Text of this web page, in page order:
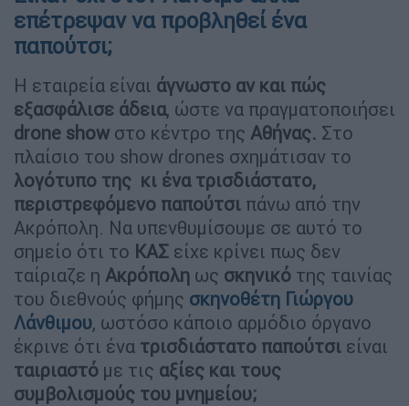
επέτρεψαν να προβληθεί ένα
παπούτσι;
Η εταιρεία είναι άγνωστο αν και πώς
εξασφάλισε άδεια, ώστε να πραγματοποιήσει
drone show στο κέντρο της Αθήνας. Στο
πλαίσιο του show drones σχημάτισαν το
λογότυπο της κι ένα τρισδιάστατο,
περιστρεφόμενο παπούτσι πάνω από την
Ακρόπολη. Να υπενθυμίσουμε σε αυτό το
σημείο ότι το ΚΑΣ είχε κρίνει πως δεν
ταίριαζε η Ακρόπολη ως σκηνικό της ταινίας
του διεθνούς φήμης σκηνοθέτη Γιώργου
Λάνθιμου, ωστόσο κάποιο αρμόδιο όργανο
έκρινε ότι ένα τρισδιάστατο παπούτσι είναι
ταιριαστό με τις αξίες και τους
συμβολισμούς του μνημείου;